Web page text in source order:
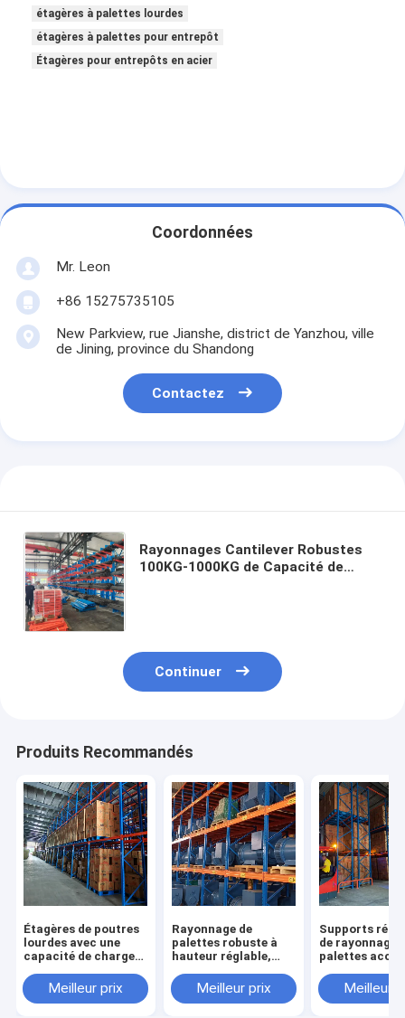
étagères à palettes lourdes
étagères à palettes pour entrepôt
Étagères pour entrepôts en acier
Coordonnées
Mr. Leon
+86 15275735105
New Parkview, rue Jianshe, district de Yanzhou, ville
de Jining, province du Shandong
Contactez
Rayonnages Cantilever Robustes
100KG-1000KG de Capacité de
Continuer
Produits Recommandés
Étagères de poutres
lourdes avec une
capacité de charge
coucheMeilleur prix
Rayonnage de
palettes robuste à
hauteur réglable,
industriel, étagères
d'entrepôt en vente
Meilleur prix
Supports
de rayonnage
palettes
à capacité de
réglable en
Meilleur